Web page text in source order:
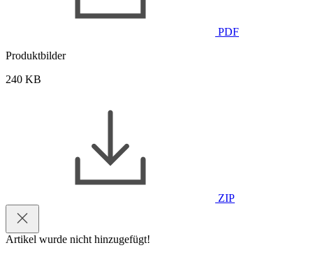
PDF
Produktbilder
240 KB
ZIP
Artikel wurde nicht hinzugefügt!